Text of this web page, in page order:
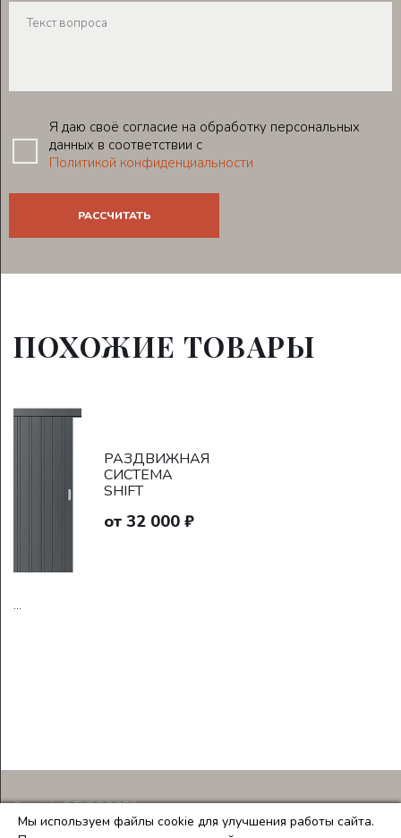
Я даю своё согласие на обработку персональных
данных в соответствии с
Политикой конфиденциальности
ПОХОЖИЕ ТОВАРЫ
РАЗДВИЖНАЯ
СИСТЕМА
SHIFT
от 32 000 ₽
...
Copyright © THE DOORS
Создание и продвижение сайтовTeam-B
Мы используем файлы cookie для улучшения работы сайта.